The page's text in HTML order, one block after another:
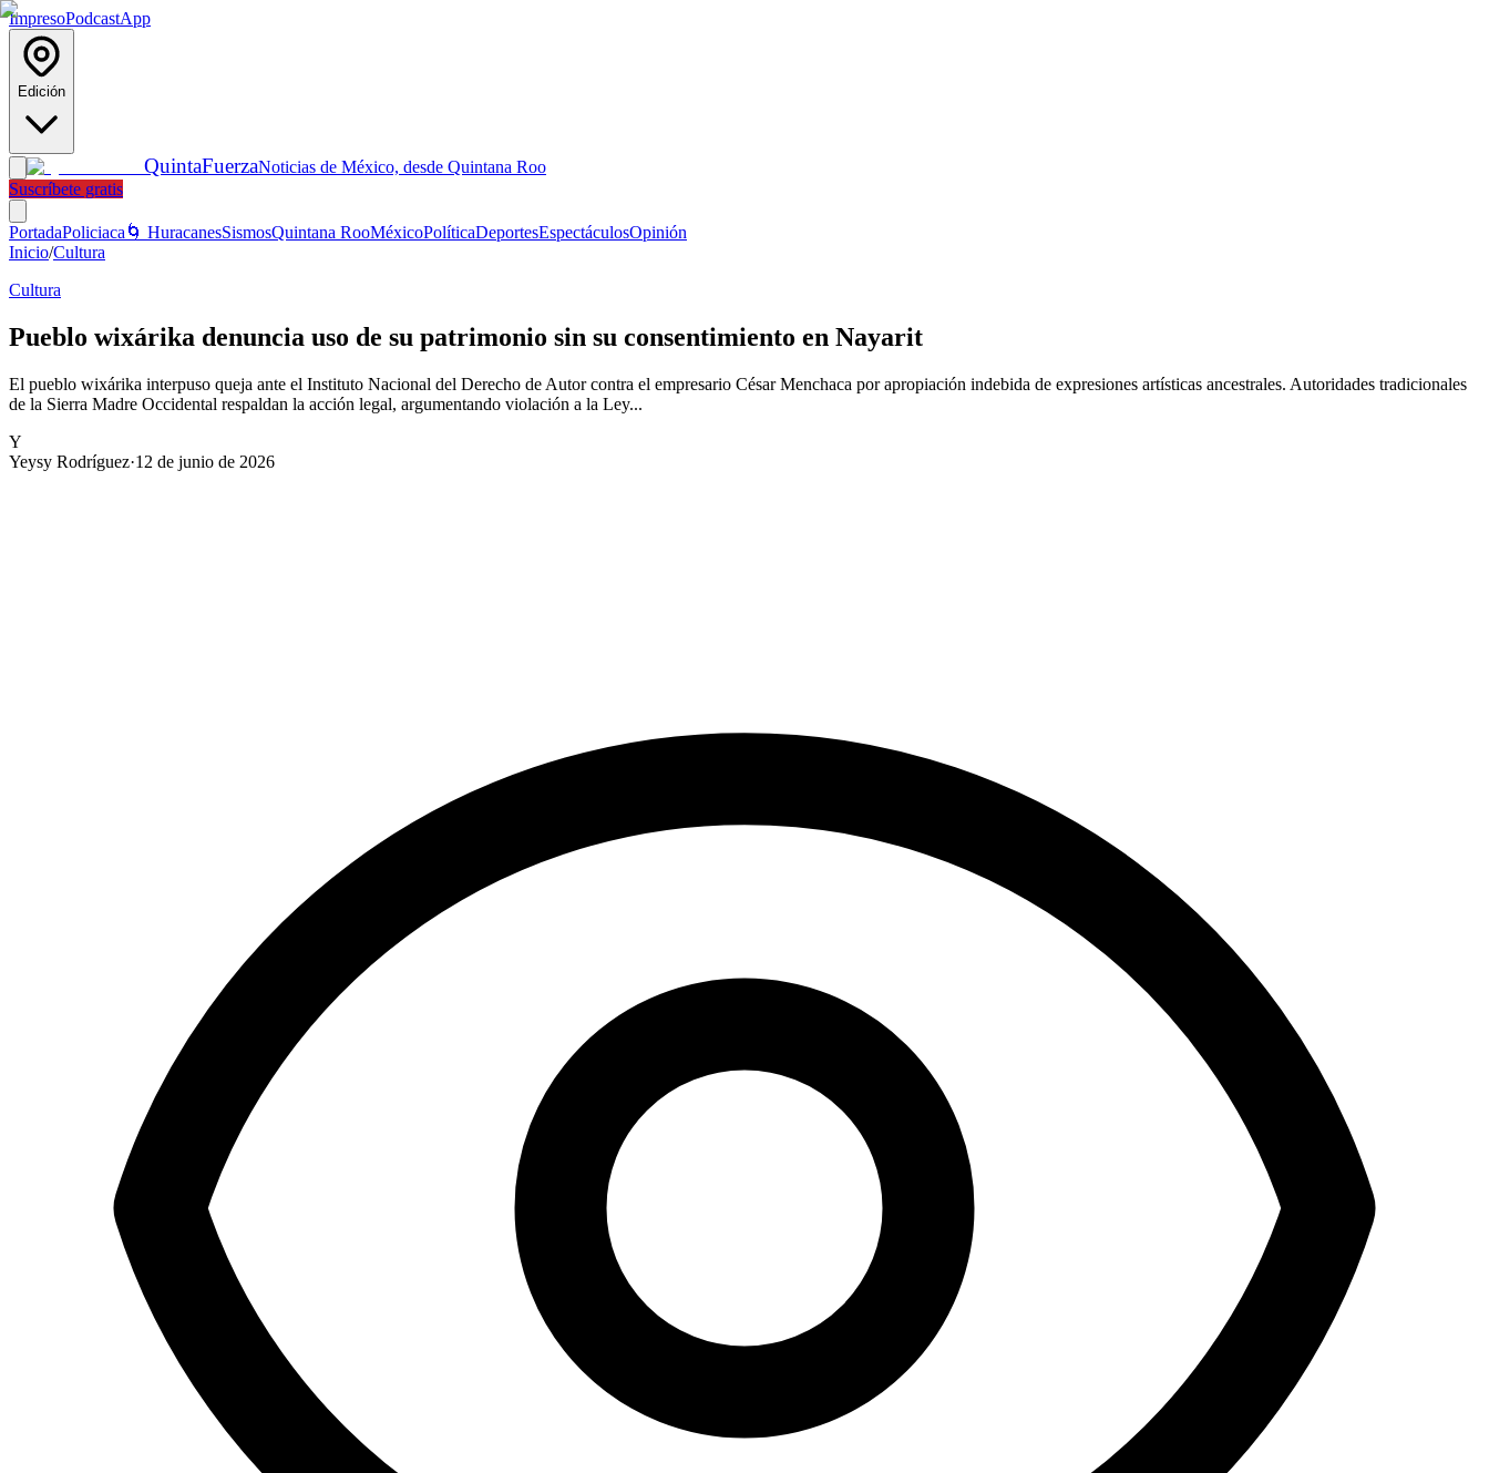
ImpresoPodcastApp
Edición
QuintaFuerzaNoticias de México, desde Quintana Roo
Suscríbete gratis
PortadaPoliciaca 🌀 HuracanesSismosQuintana RooMéxicoPolíticaDeportesEspectáculosOpinión
Inicio/Cultura
Cultura
Pueblo wixárika denuncia uso de su patrimonio sin su consentimiento en Nayarit
El pueblo wixárika interpuso queja ante el Instituto Nacional del Derecho de Autor contra el empresario César Menchaca por apropiación indebida de expresiones artísticas ancestrales. Autoridades tradicionales
de la Sierra Madre Occidental respaldan la acción legal, argumentando violación a la Ley...
Y
Yeysy Rodríguez·12 de junio de 2026